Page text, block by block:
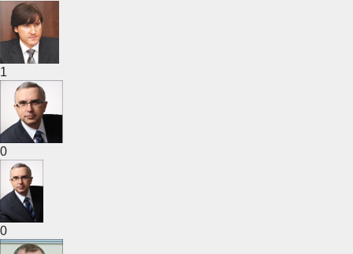
1
0
0